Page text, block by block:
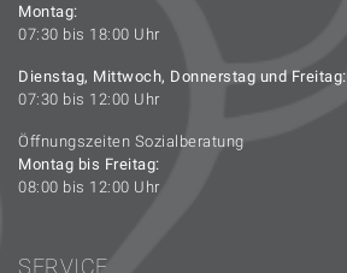
Montag:
07:30 bis 18:00 Uhr
Dienstag, Mittwoch, Donnerstag und Freitag:
07:30 bis 12:00 Uhr
Öffnungszeiten Sozialberatung
Montag bis Freitag:
08:00 bis 12:00 Uhr
SERVICE